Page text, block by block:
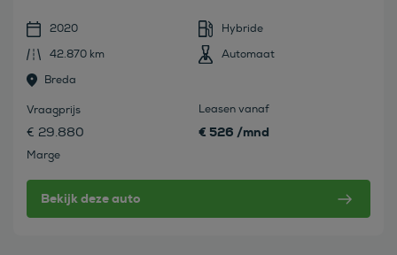
2020
Hybride
42.870 km
Automaat
Breda
Vraagprijs
€ 29.880
Marge
Leasen vanaf
€ 526 /mnd
Bekijk deze auto